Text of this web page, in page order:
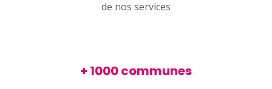
de nos services
+ 1000 communes